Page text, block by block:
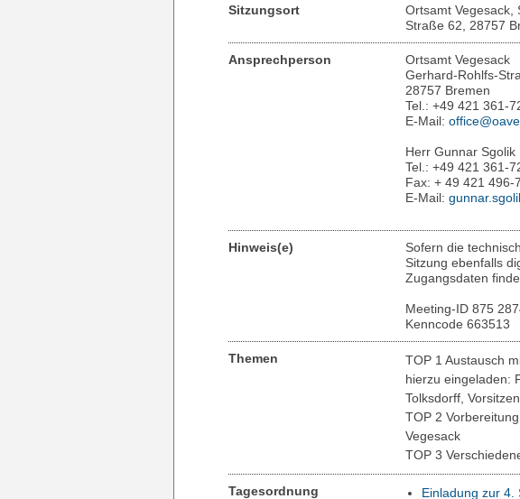
Sitzungsort
Ortsamt Vegesack,
Straße 62, 28757
Ansprechperson
Ortsamt Vegesack
Gerhard-Rohlfs-
28757 Bremen
Tel.: +49 421 361-
E-Mail:
Herr Gunnar Sgolik
Tel.: +49 421 361-
Fax: + 49 421 496-
E-Mail:
Hinweis(e)
Sofern die
Sitzung ebenfalls
Zugangsdaten
Meeting-ID 875
Kenncode 663513
Themen
TOP 1 Austausch
hierzu eingeladen:
Tolksdorff,
TOP 2
Vegesack
TOP 3
Tagesordnung Einladung zur 4.